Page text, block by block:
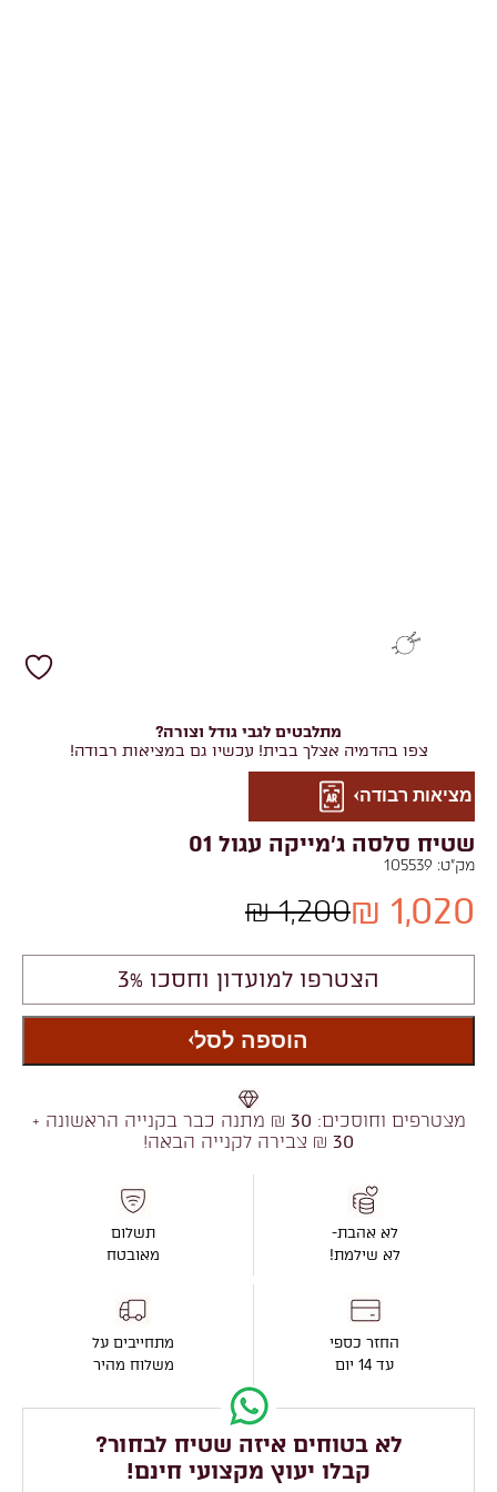
שטיח סלסה ג'מייקה עגול 01
מק"ט: 105539
1,200 ₪ 1,020 ₪
הצטרפו למועדון וחסכו 3%
הוספה לסל
מצטרפים וחוסכים: 30 ₪ מתנה כבר בקנייה הראשונה +
30 ₪ צבירה לקנייה הבאה!
לא אהבת-
לא שילמת!
החזר כספי
עד 14 יום
תשלום
מאובטח
מתחייבים על
משלוח מהיר
לא בטוחים איזה שטיח לבחור?
קבלו יעוץ מקצועי חינם!
מתלבטים לגבי גודל וצורה?
צפו בהדמיה אצלך בבית! עכשיו גם במציאות רבודה!
מציאות רבודה